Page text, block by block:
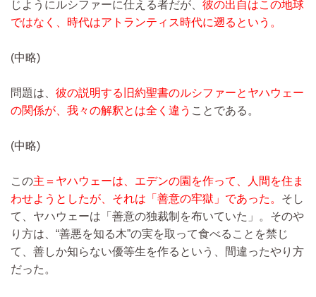
じようにルシファーに仕える者だが、 彼の出自はこの地球
ではなく、時代はアトランティス時代に遡るという。
(中略)
問題は、 彼の説明する旧約聖書のルシファーとヤハウェー
の関係が、我々の解釈とは全く違う ことである。
(中略)
この主＝ヤハウェーは、エデンの園を作って、人間を住ま
わせようとしたが、それは「善意の牢獄」であった。 そし
て、ヤハウェーは「善意の独裁制を布いていた」。そのや
り方は、“善悪を知る木”の実を取って食べることを禁じ
て、善しか知らない優等生を作るという、間違ったやり方
だった。